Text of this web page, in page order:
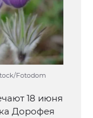
Fotodom
18 июня
Дорофея